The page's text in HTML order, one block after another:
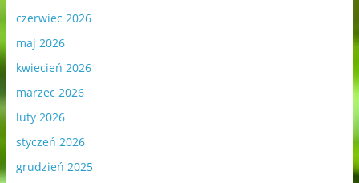
czerwiec 2026
maj 2026
kwiecień 2026
marzec 2026
luty 2026
styczeń 2026
grudzień 2025